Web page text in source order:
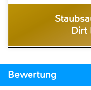
Dirt
Bewertung